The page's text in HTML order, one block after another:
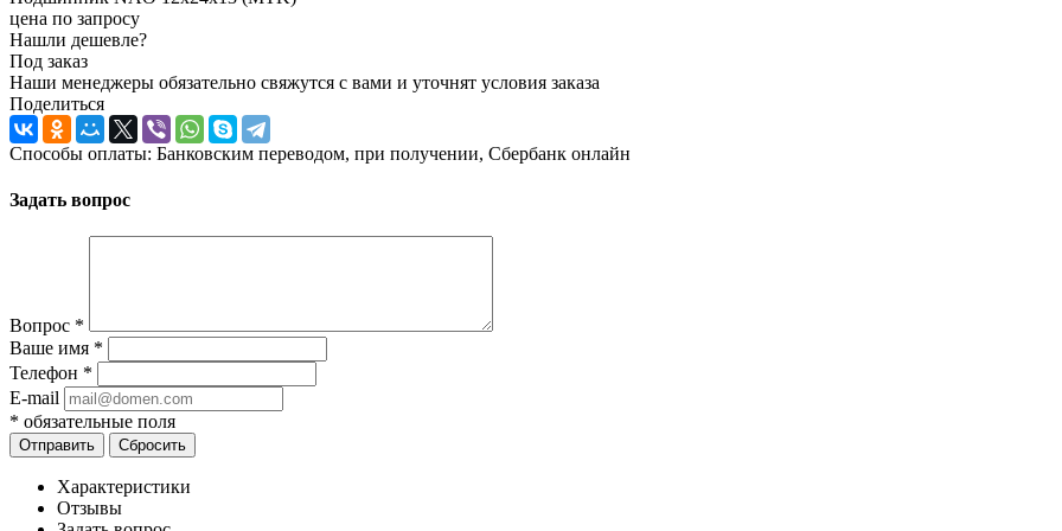
цена по запросу
Нашли дешевле?
Под заказ
Наши менеджеры обязательно свяжутся с вами и уточнят условия заказа
Поделиться
Способы оплаты: Банковским переводом, при получении, Сбербанк онлайн
Задать вопрос
Вопрос *
Ваше имя *
Телефон *
E-mail
* обязательные поля
Отправить Сбросить
Характеристики
Отзывы